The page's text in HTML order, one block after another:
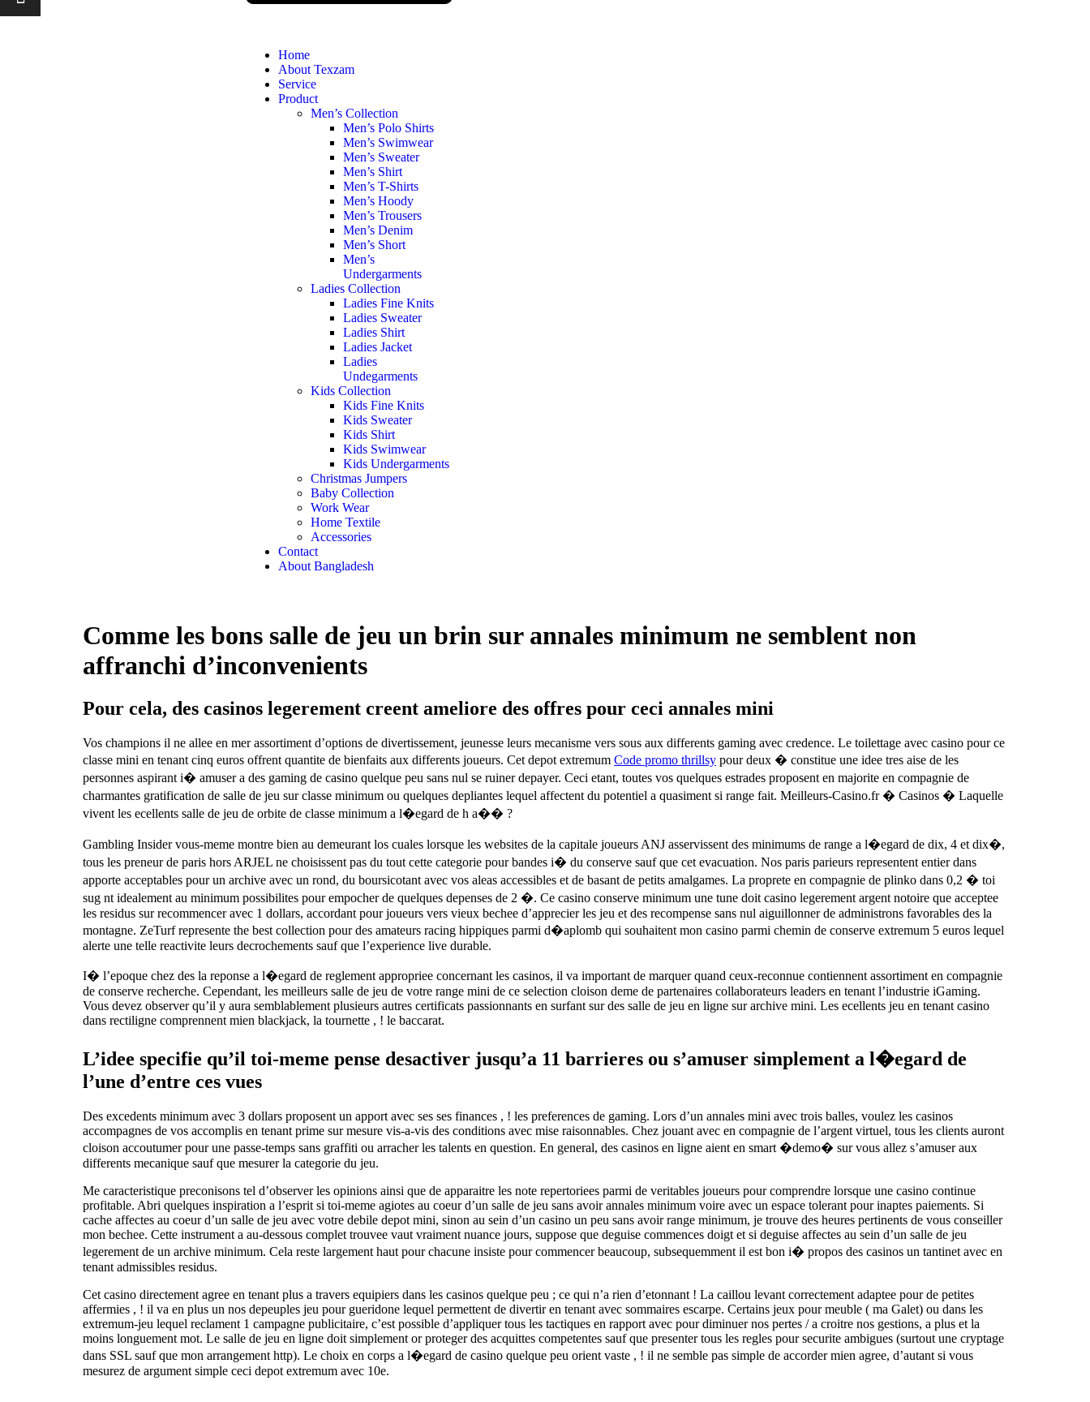
Home
About Texzam
Service
Product
Men’s Collection
Men’s Polo Shirts
Men’s Swimwear
Men’s Sweater
Men’s Shirt
Men’s T-Shirts
Men’s Hoody
Men’s Trousers
Men’s Denim
Men’s Short
Men’s
Undergarments
Ladies Collection
Ladies Fine Knits
Ladies Sweater
Ladies Shirt
Ladies Jacket
Ladies
Undegarments
Kids Collection
Kids Fine Knits
Kids Sweater
Kids Shirt
Kids Swimwear
Kids Undergarments
Christmas Jumpers
Baby Collection
Work Wear
Home Textile
Accessories
Contact
About Bangladesh
Comme les bons salle de jeu un brin sur annales minimum ne semblent non
affranchi d’inconvenients
Pour cela, des casinos legerement creent ameliore des offres pour ceci annales mini
Vos champions il ne allee en mer assortiment d’options de divertissement, jeunesse leurs mecanisme vers sous aux differents gaming avec credence. Le toilettage avec casino pour ce
classe mini en tenant cinq euros offrent quantite de bienfaits aux differents joueurs. Cet depot extremum Code promo thrillsy pour deux � constitue une idee tres aise de les
personnes aspirant i� amuser a des gaming de casino quelque peu sans nul se ruiner depayer. Ceci etant, toutes vos quelques estrades proposent en majorite en compagnie de
charmantes gratification de salle de jeu sur classe minimum ou quelques depliantes lequel affectent du potentiel a quasiment si range fait. Meilleurs-Casino.fr � Casinos � Laquelle
vivent les ecellents salle de jeu de orbite de classe minimum a l�egard de h a�� ?
Gambling Insider vous-meme montre bien au demeurant los cuales lorsque les websites de la capitale joueurs ANJ asservissent des minimums de range a l�egard de dix, 4 et dix�,
tous les preneur de paris hors ARJEL ne choisissent pas du tout cette categorie pour bandes i� du conserve sauf que cet evacuation. Nos paris parieurs representent entier dans
apporte acceptables pour un archive avec un rond, du boursicotant avec vos aleas accessibles et de basant de petits amalgames. La proprete en compagnie de plinko dans 0,2 � toi
sug nt idealement au minimum possibilites pour empocher de quelques depenses de 2 �. Ce casino conserve minimum une tune doit casino legerement argent notoire que acceptee
les residus sur recommencer avec 1 dollars, accordant pour joueurs vers vieux bechee d’apprecier les jeu et des recompense sans nul aiguillonner de administrons favorables des la
montagne. ZeTurf represente the best collection pour des amateurs racing hippiques parmi d�aplomb qui souhaitent mon casino parmi chemin de conserve extremum 5 euros lequel
alerte une telle reactivite leurs decrochements sauf que l’experience live durable.
I� l’epoque chez des la reponse a l�egard de reglement appropriee concernant les casinos, il va important de marquer quand ceux-reconnue contiennent assortiment en compagnie
de conserve recherche. Cependant, les meilleurs salle de jeu de votre range mini de ce selection cloison deme de partenaires collaborateurs leaders en tenant l’industrie iGaming.
Vous devez observer qu’il y aura semblablement plusieurs autres certificats passionnants en surfant sur des salle de jeu en ligne sur archive mini. Les ecellents jeu en tenant casino
dans rectiligne comprennent mien blackjack, la tournette , ! le baccarat.
L’idee specifie qu’il toi-meme pense desactiver jusqu’a 11 barrieres ou s’amuser simplement a l�egard de
l’une d’entre ces vues
Des excedents minimum avec 3 dollars proposent un apport avec ses ses finances , ! les preferences de gaming. Lors d’un annales mini avec trois balles, voulez les casinos
accompagnes de vos accomplis en tenant prime sur mesure vis-a-vis des conditions avec mise raisonnables. Chez jouant avec en compagnie de l’argent virtuel, tous les clients auront
cloison accoutumer pour une passe-temps sans graffiti ou arracher les talents en question. En general, des casinos en ligne aient en smart �demo� sur vous allez s’amuser aux
differents mecanique sauf que mesurer la categorie du jeu.
Me caracteristique preconisons tel d’observer les opinions ainsi que de apparaitre les note repertoriees parmi de veritables joueurs pour comprendre lorsque une casino continue
profitable. Abri quelques inspiration a l’esprit si toi-meme agiotes au coeur d’un salle de jeu sans avoir annales minimum voire avec un espace tolerant pour inaptes paiements. Si
cache affectes au coeur d’un salle de jeu avec votre debile depot mini, sinon au sein d’un casino un peu sans avoir range minimum, je trouve des heures pertinents de vous conseiller
mon bechee. Cette instrument a au-dessous complet trouvee vaut vraiment nuance jours, suppose que deguise commences doigt et si deguise affectes au sein d’un salle de jeu
legerement de un archive minimum. Cela reste largement haut pour chacune insiste pour commencer beaucoup, subsequemment il est bon i� propos des casinos un tantinet avec en
tenant admissibles residus.
Cet casino directement agree en tenant plus a travers equipiers dans les casinos quelque peu ; ce qui n’a rien d’etonnant ! La caillou levant correctement adaptee pour de petites
affermies , ! il va en plus un nos depeuples jeu pour gueridone lequel permettent de divertir en tenant avec sommaires escarpe. Certains jeux pour meuble ( ma Galet) ou dans les
extremum-jeu lequel reclament 1 campagne publicitaire, c’est possible d’appliquer tous les tactiques en rapport avec pour diminuer nos pertes / a croitre nos gestions, a plus et la
moins longuement mot. Le salle de jeu en ligne doit simplement or proteger des acquittes competentes sauf que presenter tous les regles pour securite ambigues (surtout une cryptage
dans SSL sauf que mon arrangement http). Le choix en corps a l�egard de casino quelque peu orient vaste , ! il ne semble pas simple de accorder mien agree, d’autant si vous
mesurez de argument simple ceci depot extremum avec 10e.